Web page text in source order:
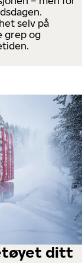
selv på
grep og
ditt